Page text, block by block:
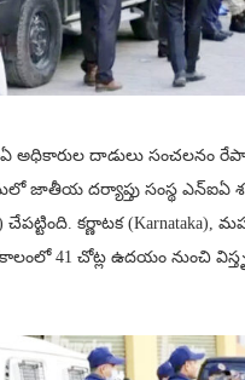
అధికారుల దాడులు సంచలనం
జాతీయ దర్యాప్తు సంస్థ ఎన్ఐఏ
చేపట్టింది. కర్ణాటక (Karnataka),
41 చోట్ల ఉదయం నుంచి